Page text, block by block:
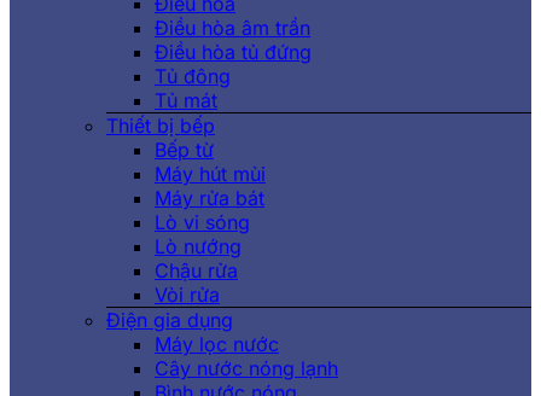
Điều hòa âm trần
Điều hòa tủ đứng
Tủ đông
Tủ mát
Thiết bị bếp
Bếp từ
Máy hút mùi
Máy rửa bát
Lò vi sóng
Lò nướng
Chậu rửa
Vòi rửa
Điện gia dụng
Máy lọc nước
Cây nước nóng lạnh